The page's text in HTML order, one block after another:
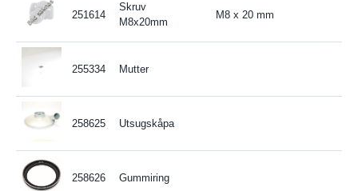
251614
Skruv
M8x20mm
M8 x 20 mm
255334 Mutter
258625 Utsugskåpa
258626 Gummiring